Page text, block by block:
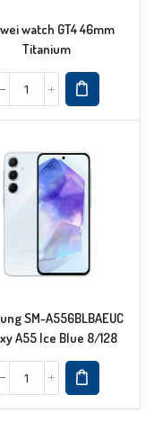
watch GT4 46mm
Titanium
SM-A556BLBAEUC
A55 Ice Blue 8/128